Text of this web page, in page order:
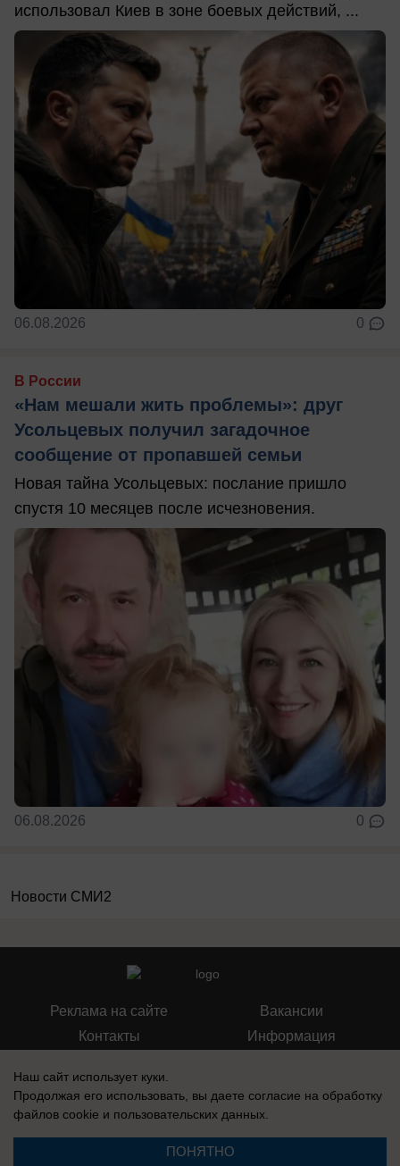
использовал Киев в зоне боевых действий, ...
06.08.2026 0
В России
«Нам мешали жить проблемы»: друг
Усольцевых получил загадочное
сообщение от пропавшей семьи
Новая тайна Усольцевых: послание пришло
спустя 10 месяцев после исчезновения.
06.08.2026 0
Новости СМИ2
Реклама на сайте
Контакты
Вакансии
Информация
массовых коммуникаций (Роскомнадзор) 12 июля 2019 г.
Наш сайт использует куки.
Продолжая его использовать, вы даете согласие на обработку
файлов cookie и пользовательских данных.
ПОНЯТНО